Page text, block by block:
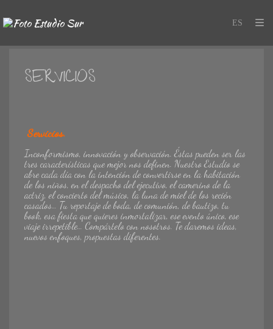
SERVICIOS
Servicios.
Inconformismo, innovación y observación. Éstas pueden ser las
tres características que mejor nos definen. Nuestro Estudio se
abre cada día con la intención de convertirse en la habitación
de los niños, en el despacho del ejecutivo, el camerino de la
actriz, el concierto del músico, la luna de miel de los recién
casados… Tu reportaje de boda, de comunión, de bautizo, tu
book, esa fiesta que quieres inmortalizar, ese evento único, ese
viaje irrepetible… Compártelo con nosotros. Te daremos ideas,
nuevos enfoques, propuestas diferentes.